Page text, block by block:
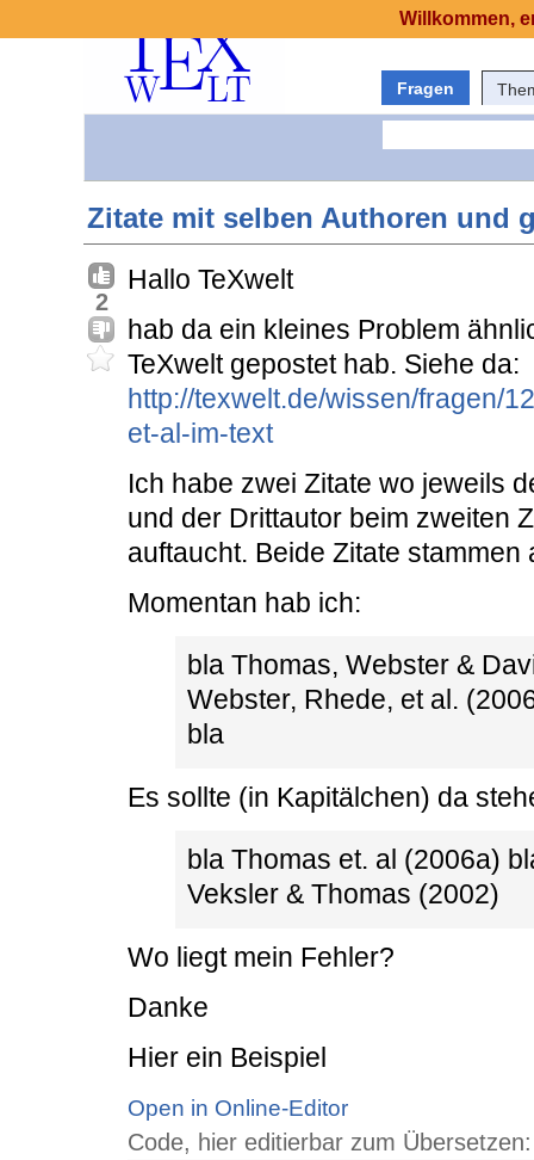
Fragen
Zitate mit selben Authoren und
2
Hallo TeXwelt
hab da ein kleines Problem
TeXwelt gepostet hab. Siehe da:
http://texwelt.de/wissen/fragen/
et-al-im-text
Ich habe zwei Zitate wo jeweils
und der Drittautor beim zweiten
auftaucht. Beide Zitate stammen
Momentan hab ich:
bla Thomas, Webster &
Webster, Rhede, et al.
bla
Es sollte (in Kapitälchen) da
bla Thomas et. al (2006a)
Veksler & Thomas (2002)
Wo liegt mein Fehler?
Danke
Hier ein Beispiel
Open in Online-Editor
Code, hier editierbar zum Übersetzen:
Willkommen,